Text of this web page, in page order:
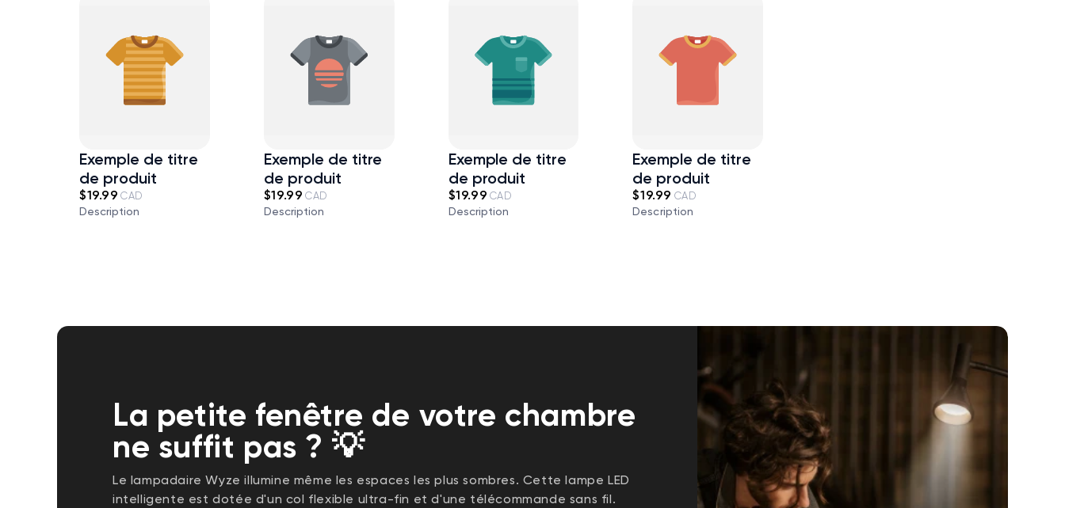
Exemple de titre
de produit
$19.99 CAD
Description
Exemple de titre
de produit
$19.99 CAD
Description
Exemple de titre
de produit
$19.99 CAD
Description
Exemple de titre
de produit
$19.99 CAD
Description
La petite fenêtre de votre chambre
ne suffit pas ? 💡
Le lampadaire Wyze illumine même les espaces les plus sombres. Cette lampe LED
intelligente est dotée d'un col flexible ultra-fin et d'une télécommande sans fil.